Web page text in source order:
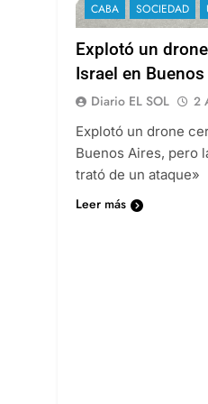
CABA SOCIEDAD
Explotó un
Israel en
Diario EL SOL 2
Explotó un drone
Buenos Aires, pero
trató de un ataque»
Leer más